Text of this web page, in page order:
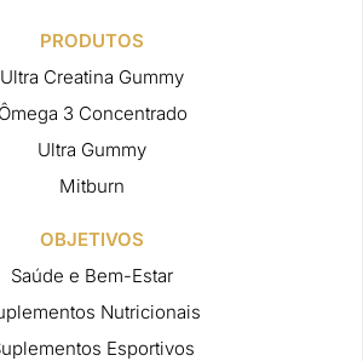
PRODUTOS
Ultra Creatina Gummy
Ômega 3 Concentrado
Ultra Gummy
Mitburn
OBJETIVOS
Saúde e Bem-Estar
Nutricionais
Esportivos